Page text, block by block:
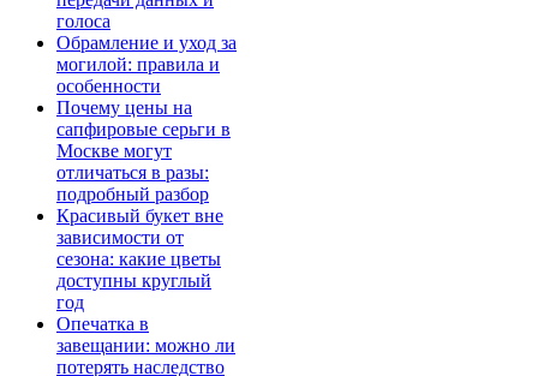
голоса
Обрамление и уход за
могилой: правила и
особенности
Почему цены на
сапфировые серьги в
Москве могут
отличаться в разы:
подробный разбор
Красивый букет вне
зависимости от
сезона: какие цветы
доступны круглый
год
Опечатка в
завещании: можно ли
потерять наследство